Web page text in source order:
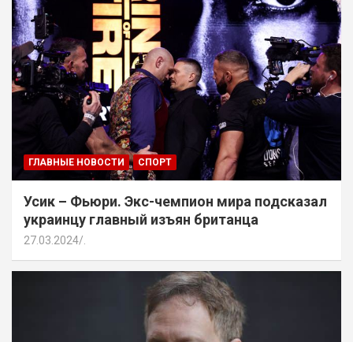
ГЛАВНЫЕ НОВОСТИ СПОРТ
Усик – Фьюри. Экс-чемпион мира подсказал
украинцу главный изъян британца
27.03.2024 .